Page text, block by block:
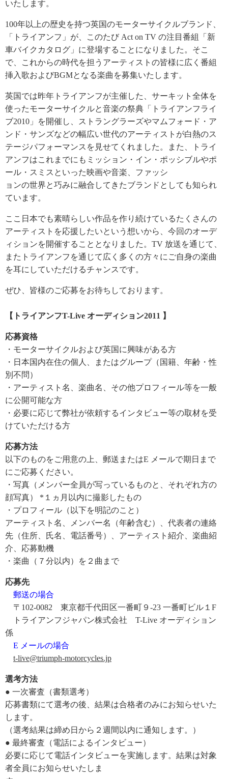
いたします。
100年以上の歴史を持つ英国のモーターサイクルブランド、
「トライアンフ」が、このたび Act on TV の注目番組「新
車バイクカタログ」に登場することになりました。そこ
で、これからの時代を担うアーティストの皆様に広く番組
挿入歌およびBGMとなる楽曲を募集いたします。
英国では昨年トライアンフが主催した、サーキット全体を
使ったモーターサイクルと音楽の祭典「トライアンフライ
ブ2010」を開催し、ストラングラーズやマムフォード・ア
ンド・サンズなどの幅広い世代のアーティストが白熱のス
テージパフォーマンスを見せてくれました。また、トライ
アンフはこれまでにもミッション・イン・ポッシブルやポ
ール・スミスといった映画や音楽、ファッシ
ョンの世界と巧みに融合してきたブランドとしても知られ
ています。
ここ日本でも素晴らしい作品を作り続けているたくさんの
アーティストを応援したいという想いから、今回のオーデ
ィションを開催することとなりました。TV 放送を通じて、
またトライアンフを通じて広く多くの方々にご自身の楽曲
を耳にしていただけるチャンスです。
ぜひ、皆様のご応募をお待ちしております。
【トライアンフT-Live オーディション2011 】
応募資格
・モーターサイクルおよび英国に興味がある方
・日本国内在住の個人、またはグループ（国籍、年齢・性
別不問）
・アーティスト名、楽曲名、その他プロフィール等を一般
に公開可能な方
・必要に応じて弊社が依頼するインタビュー等の取材を受
けていただける方
応募方法
以下のものをご用意の上、郵送またはE メールで期日まで
にご応募ください。
・写真（メンバー全員が写っているものと、それぞれ方の
顔写真） *１ヵ月以内に撮影したもの
・プロフィール（以下を明記のこと）
アーティスト名、メンバー名（年齢含む）、代表者の連絡
先（住所、氏名、電話番号）、アーティスト紹介、楽曲紹
介、応募動機
・楽曲（７分以内）を２曲まで
応募先
郵送の場合
〒102-0082 東京都千代田区一番町９-23 一番町ビル１F
トライアンフジャパン株式会社 T-Live オーディション
係
E メールの場合
t-live@triumph-motorcycles.jp
選考方法
● 一次審査（書類選考）
応募書類にて選考の後、結果は合格者のみにお知らせいた
します。
（選考結果は締め日から２週間以内に通知します。）
● 最終審査（電話によるインタビュー）
必要に応じて電話インタビューを実施します。結果は対象
者全員にお知らせいたしま